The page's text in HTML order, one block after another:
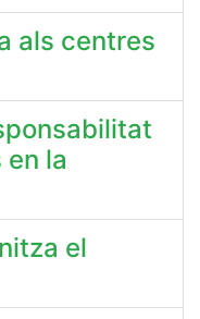
als centres
la
el